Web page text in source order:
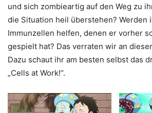
und sich zombieartig auf den Weg zu
die Situation heil überstehen? Werden
Immunzellen helfen, denen er vorher
gespielt hat? Das verraten wir an
Dazu schaut ihr am besten selbst das
„Cells at Work!“.